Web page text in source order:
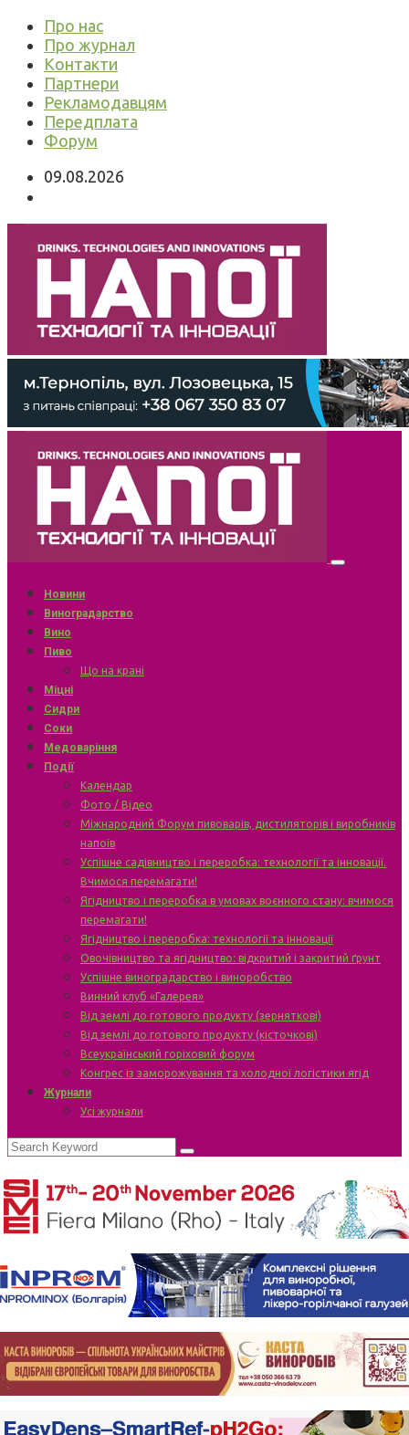
Про нас
Про журнал
Контакти
Партнери
Рекламодавцям
Передплата
Форум
09.08.2026
Новини
Виноградарство
Вино
Пиво
Що на крані
Міцні
Сидри
Соки
Медоваріння
Події
Календар
Фото / Відео
Міжнародний Форум пивоварів, дистиляторів і виробників
напоїв
Успішне садівництво і переробка: технології та інновації.
Вчимося перемагати!
Ягідництво і переробка в умовах воєнного стану: вчимося
перемагати!
Ягідництво і переробка: технології та інновації
Овочівництво та ягідництво: відкритий і закритий ґрунт
Успішне виноградарство і виноробство
Винний клуб «Галерея»
Від землі до готового продукту (зерняткові)
Від землі до готового продукту (кісточкові)
Всеукраїнський горіховий форум
Конгрес із заморожування та холодної логістики ягід
Журнали
Усі журнали